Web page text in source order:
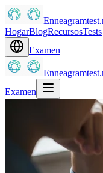
HogarBlogRecursosTests
Examen
Examen